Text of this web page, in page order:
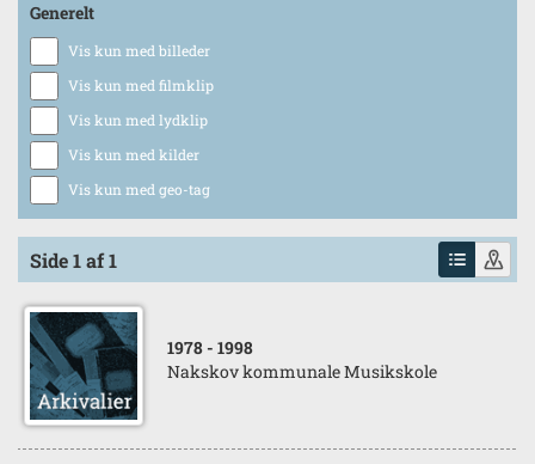
Generelt
Vis kun med billeder
Vis kun med filmklip
Vis kun med lydklip
Vis kun med kilder
Vis kun med geo-tag
Side 1 af 1
1978 - 1998
Nakskov kommunale Musikskole